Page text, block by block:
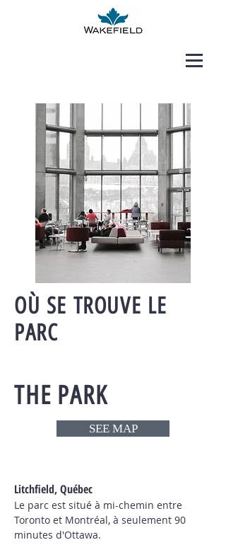
THE PARK
Litchfield, Québec
Le parc est situé à mi-chemin entre
Toronto et Montréal, à seulement 90
minutes d'Ottawa.
OÙ SE TROUVE LE
PARC
SEE MAP